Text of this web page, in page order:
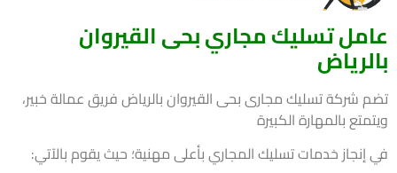
تسليك مجاري بحى القيروان
شركة تسليك مجارى بحى القيروان بالرياض فريق عمالة خبير،
بالمهارة الكبيرة
خدمات تسليك المجاري بأعلى مهنية؛ حيث يقوم بالآتي: